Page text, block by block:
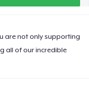
are not only supporting
all of our incredible